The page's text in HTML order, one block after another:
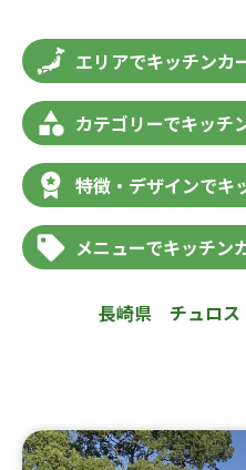
エリアでキッチンカ
カテゴリーでキッチ
特徴・デザインでキ
メニューでキッチン
長崎県 チュロス